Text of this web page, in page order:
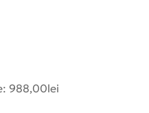
988,00lei